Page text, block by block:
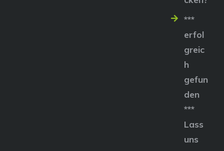
***
erfol
greic
h
gefun
den
***
Lass
uns